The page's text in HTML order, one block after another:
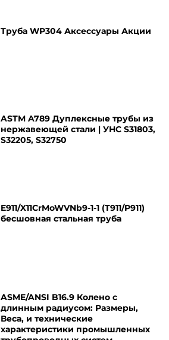
Труба WP304 Аксессуары Акции
ASTM A789 Дуплексные трубы из
нержавеющей стали | УНС S31803,
S32205, S32750
E911/X11CrMoWVNb9-1-1 (T911/P911)
бесшовная стальная труба
ASME/ANSI B16.9 Колено с
длинным радиусом: Размеры,
Веса, и технические
характеристики промышленных